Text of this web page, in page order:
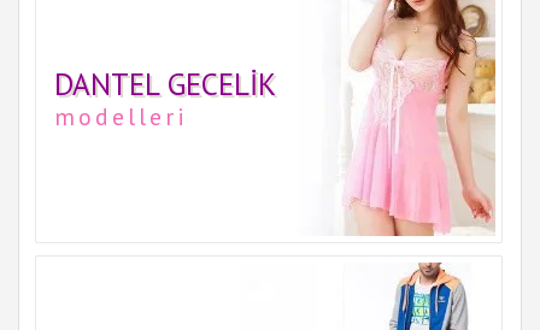
DANTEL GECELIK
modelleri